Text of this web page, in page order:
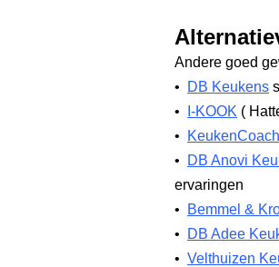
Andere goed
•
DB Keukens
•
I-KOOK (
•
KeukenCoach
•
DB Anovi
ervaringen
•
Bemmel &
•
DB Adee
• Velthuizen